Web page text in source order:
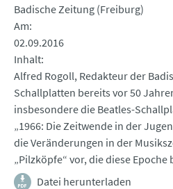
Badische Zeitung (Freiburg)
Am
02.09.2016
Inhalt
Alfred Rogoll, Redakteur der
Schallplatten bereits vor 50
insbesondere die Beatles-
„1966: Die Zeitwende in der
die Veränderungen in der
„Pilzköpfe“ vor, die diese
Datei herunterladen